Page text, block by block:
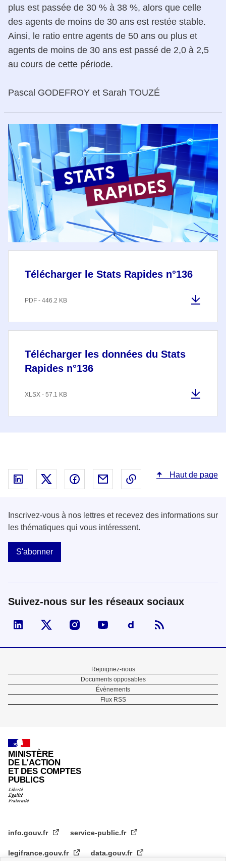
plus est passée de 30 % à 38 %, alors que celle
des agents de moins de 30 ans est restée stable.
Ainsi, le ratio entre agents de 50 ans ou plus et
agents de moins de 30 ans est passé de 2,0 à 2,5
au cours de cette période.
Pascal GODEFROY et Sarah TOUZÉ
Télécharger le Stats Rapides n°136
PDF - 446.2 KB
Télécharger les données du Stats
Rapides n°136
XLSX - 57.1 KB
Partager sur Linked In - nouvelle fenêtre
Partager sur X - nouvelle fenêtre
Partager sur Facebook - nouvelle
Partager par email - nouvelle
Copier le lien dans le
Haut de page
Inscrivez-vous à nos lettres et recevez des informations sur
les thématiques qui vous intéressent.
S'abonner
Suivez-nous sur les réseaux sociaux
Visiter la page Linked In de fonction publique
Visiter la page X de fonction publique
Visiter la page Instagram de fonction
Visiter la page You Tube de
Visiter la page
Pied
de
Rejoignez-nous
Documents opposables
Évènements
Flux RSS
MINISTÈRE
DE L'ACTION
ET DES COMPTES
PUBLICS
info.gouv.fr service-public.fr
legifrance.gouv.fr data.gouv.fr